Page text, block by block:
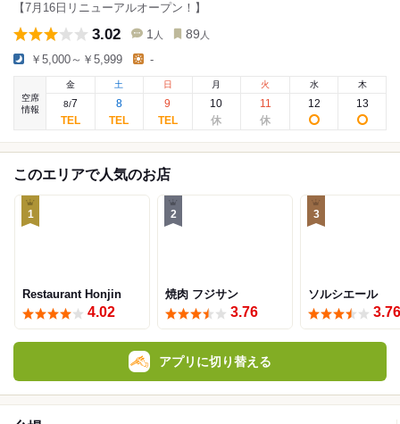
【7月16日リニューアルオープン！】
3.02 1 人 89 人
￥5,000～￥5,999 -
空席
情報
金
8/7
土
8
日
9
月
10
火
11
水
12
木
13
このエリアで人気のお店
1
Restaurant Honjin
4.02
2
焼肉 フジサン
3.76
3
ソルシエール
3.76
アプリに切り替える